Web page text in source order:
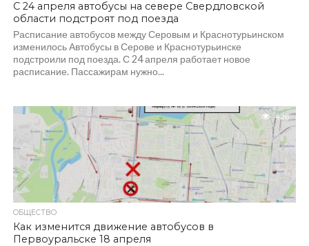
С 24 апреля автобусы на севере Свердловской
области подстроят под поезда
Расписание автобусов между Серовым и Краснотурьинском
изменилось Автобусы в Серове и Краснотурьинске
подстроили под поезда. С 24 апреля работает новое
расписание. Пассажирам нужно...
426
ОБЩЕСТВО
Как изменится движение автобусов в
Первоуральске 18 апреля